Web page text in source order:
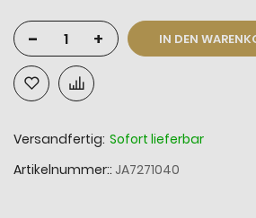
- + IN DEN
Versandfertig: Sofort lieferbar
Artikelnummer: JA7271040